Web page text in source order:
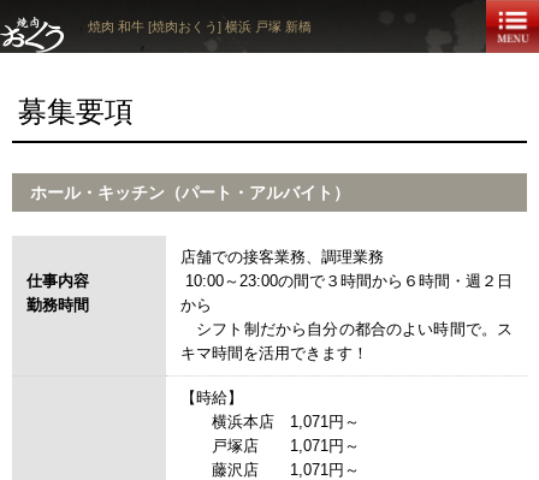
焼肉 和牛 [焼肉おくう] 横浜 戸塚 新橋
募集要項
ホール・キッチン（パート・アルバイト）
仕事内容
勤務時間
店舗での接客業務、調理業務
10:00～23:00の間で３時間から６時間・週２日
から
シフト制だから自分の都合のよい時間で。ス
キマ時間を活用できます！
【時給】
横浜本店 1,071円～
戸塚店 1,071円～
藤沢店 1,071円～